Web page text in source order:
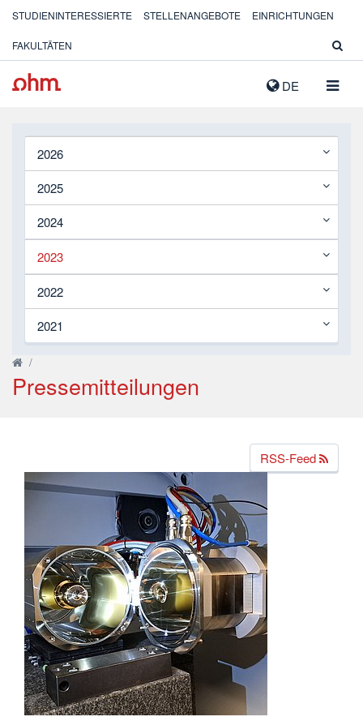
DE
STUDIENINTERESSIERTE STELLENANGEBOTE EINRICHTUNGEN
FAKULTÄTEN
2026
2025
2024
2023
2022
2021
/
Pressemitteilungen
RSS-Feed